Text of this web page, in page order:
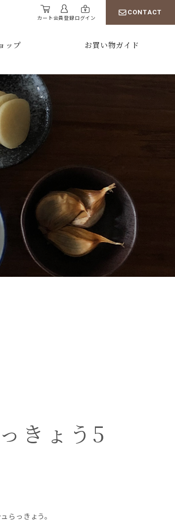
カート会員登録ログイン
CONTACT
ップ お買い物ガイド
きょう5
らっきょう。